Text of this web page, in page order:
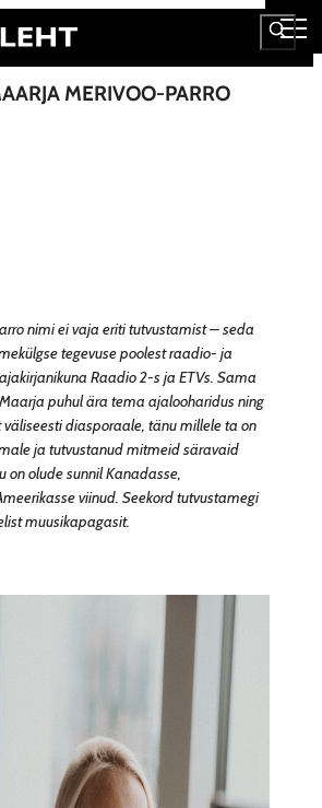
MERIVOO-PARRO
nimi ei vaja eriti tutvustamist – seda
tegevuse poolest raadio- ja
Raadio 2-s ja ETVs. Sama
puhul ära tema ajalooharidus ning
väliseesti diasporaale, tänu millele ta on
ja tutvustanud mitmeid säravaid
on olude sunnil Kanadasse,
viinud. Seekord tutvustamegi
muusikapagasit.